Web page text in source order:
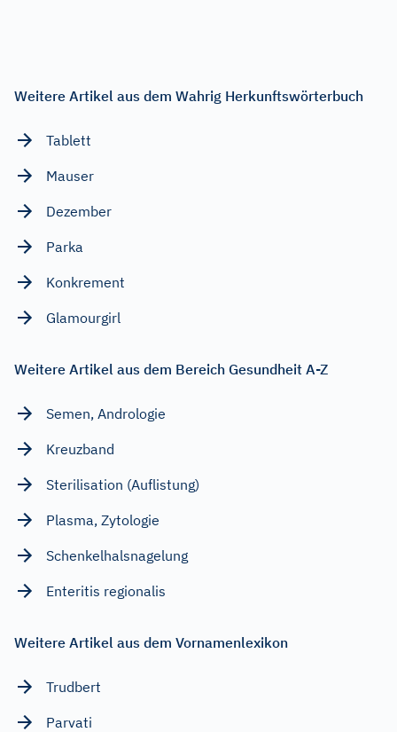
Weitere Artikel aus dem Wahrig Herkunftswörterbuch
Tablett
Mauser
Dezember
Parka
Konkrement
Glamourgirl
Weitere Artikel aus dem Bereich Gesundheit A-Z
Semen, Andrologie
Kreuzband
Sterilisation (Auflistung)
Plasma, Zytologie
Schenkelhalsnagelung
Enteritis regionalis
Weitere Artikel aus dem Vornamenlexikon
Trudbert
Parvati